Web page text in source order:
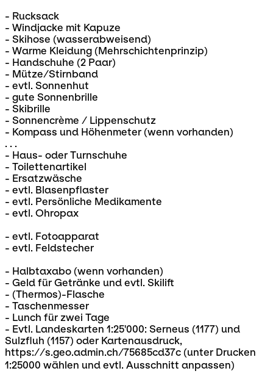
- Rucksack
- Windjacke mit Kapuze
- Skihose (wasserabweisend)
- Warme Kleidung (Mehrschichtenprinzip)
- Handschuhe (2 Paar)
- Mütze/Stirnband
- evtl. Sonnenhut
- gute Sonnenbrille
- Skibrille
- Sonnencrème / Lippenschutz
- Kompass und Höhenmeter (wenn vorhanden)
. . .
- Haus- oder Turnschuhe
- Toilettenartikel
- Ersatzwäsche
- evtl. Blasenpflaster
- evtl. Persönliche Medikamente
- evtl. Ohropax
- evtl. Fotoapparat
- evtl. Feldstecher
- Halbtaxabo (wenn vorhanden)
- Geld für Getränke und evtl. Skilift
- (Thermos)-Flasche
- Taschenmesser
- Lunch für zwei Tage
- Evtl. Landeskarten 1:25'000: Serneus (1177) und
Sulzfluh (1157) oder Kartenausdruck,
https://s.geo.admin.ch/75685cd37c (unter Drucken
1:25000 wählen und evtl. Ausschnitt anpassen)